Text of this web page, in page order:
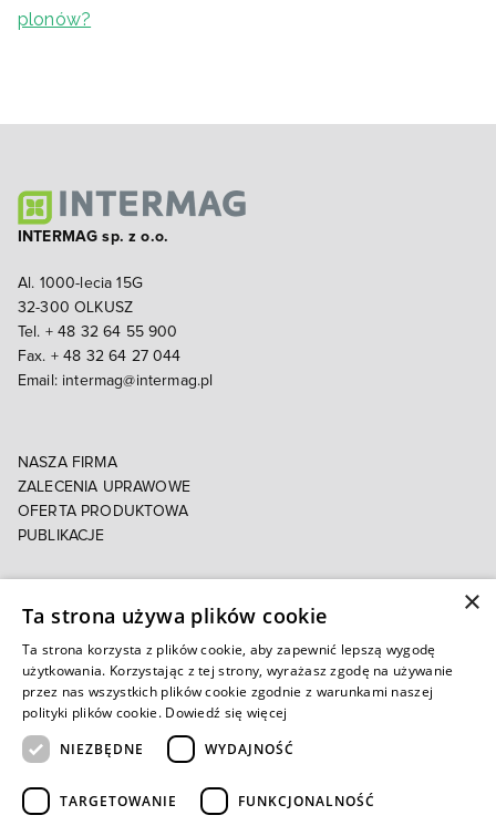
plonów?
INTERMAG sp. z o.o.
Al. 1000-lecia 15G
32-300 OLKUSZ
Tel. + 48 32 64 55 900
Fax. + 48 32 64 27 044
Email: intermag@intermag.pl
NASZA FIRMA
ZALECENIA UPRAWOWE
OFERTA PRODUKTOWA
PUBLIKACJE
POLITYKA COOKIES
E-FAKTURA
Autoryzowany e-sklep
×
Ta strona używa plików cookie
Ta strona korzysta z plików cookie, aby zapewnić lepszą wygodę
użytkowania. Korzystając z tej strony, wyrażasz zgodę na używanie
przez nas wszystkich plików cookie zgodnie z warunkami naszej
polityki plików cookie. Dowiedź się więcej
NIEZBĘDNE
WYDAJNOŚĆ
TARGETOWANIE FUNKCJONALNOŚĆ